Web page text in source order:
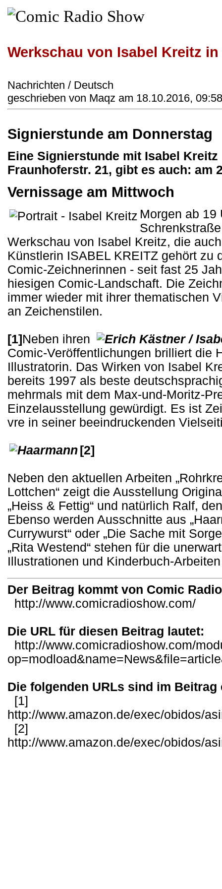
Werkschau von Isabel Kreitz
Nachrichten / Deutsch
geschrieben von Maqz am 18.10.2016,
Signierstunde am Donnerstag
Eine Signierstunde mit Isabel
Fraunhoferstr. 21, gibt es auch: am
Vernissage am Mittwoch
Morgen ab 19
Werkschau von Isabel Kreitz, die
Künstlerin ISABEL KREITZ gehört zu
Comic-Zeichnerinnen - seit fast 25
hiesigen Comic-Landschaft. Die
immer wieder mit ihrer thematischen
an Zeichenstilen.
[1] Neben ihren
Comic-Veröffentlichungen brilliert die
Illustratorin. Das Wirken von Isabel
bereits 1997 als beste
mehrmals mit dem Max-und-Moritz-
Einzelausstellung gewürdigt. Es ist
v­re in seiner beeindruckenden
[2]
Neben den aktuellen Arbeiten
Lottchen“ zeigt die Ausstellung
„Heiss & Fettig“ und natürlich Ralf,
Ebenso werden Ausschnitte aus
Currywurst“ oder „Die Sache mit
„Rita Westend“ stehen für die
Illustrationen und Kinderbuch-
Der Beitrag kommt von Comic
http://www.comicradioshow.com/
Die URL für diesen Beitrag lautet:
http://www.comicradioshow.com/
Die folgenden URLs sind im Beitrag
[1]
http://www.amazon.de/exec/obidos/
[2]
http://www.amazon.de/exec/obidos/